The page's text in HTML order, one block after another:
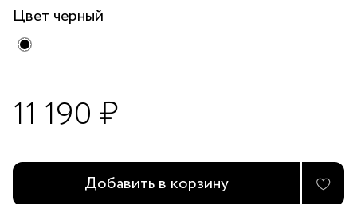
Цвет черный
11 190 ₽
Добавить в корзину